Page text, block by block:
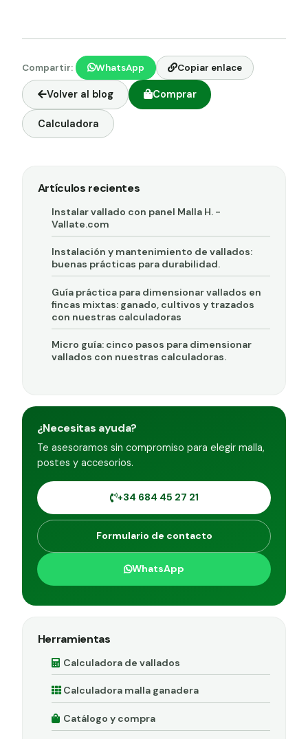
Compartir: WhatsApp Copiar enlace
Volver al blog Comprar
Calculadora
Artículos recientes
Instalar vallado con panel Malla H. -
Vallate.com
Instalación y mantenimiento de vallados:
buenas prácticas para durabilidad.
Guía práctica para dimensionar vallados en
fincas mixtas: ganado, cultivos y trazados
con nuestras calculadoras
Micro guía: cinco pasos para dimensionar
vallados con nuestras calculadoras.
¿Necesitas ayuda?
Te asesoramos sin compromiso para elegir malla,
postes y accesorios.
+34 684 45 27 21
Formulario de contacto
WhatsApp
Herramientas
Calculadora de vallados
Calculadora malla ganadera
Catálogo y compra